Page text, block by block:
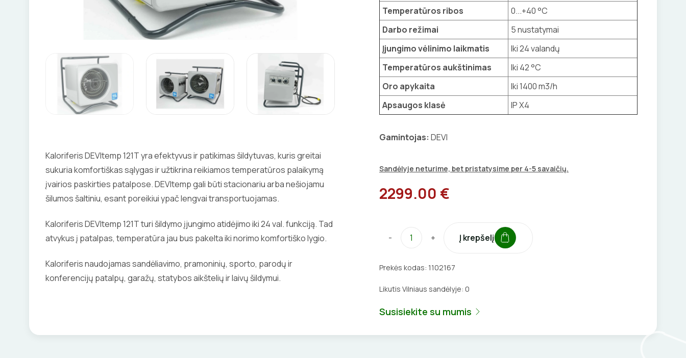
Kaloriferis DEVItemp 121T yra efektyvus ir patikimas šildytuvas, kuris greitai
sukuria komfortiškas sąlygas ir užtikrina reikiamos temperatūros palaikymą
įvairios paskirties patalpose. DEVItemp gali būti stacionariu arba nešiojamu
šilumos šaltiniu, esant poreikiui ypač lengvai transportuojamas.
Kaloriferis DEVItemp 121T turi šildymo įjungimo atidėjimo iki 24 val. funkciją. Tad
atvykus į patalpas, temperatūra jau bus pakelta iki norimo komfortiško lygio.
Kaloriferis naudojamas sandėliavimo, pramoninių, sporto, parodų ir
konferencijų patalpų, garažų, statybos aikštelių ir laivų šildymui.
Temperatūros ribos
0...+40 °C
Darbo režimai
5 nustatymai
Įjungimo vėlinimo laikmatis
Iki 24 valandų
Temperatūros aukštinimas
Iki 42 °C
Oro apykaita
Iki 1400 m3/h
Apsaugos klasė
IP X4
Gamintojas: DEVI
Sandėlyje neturime, bet pristatysime per 4-5 savaičių.
2299.00 €
- + Į krepšelį
Prekės kodas: 1102167
Likutis Vilniaus sandėlyje: 0
Susisiekite su mumis